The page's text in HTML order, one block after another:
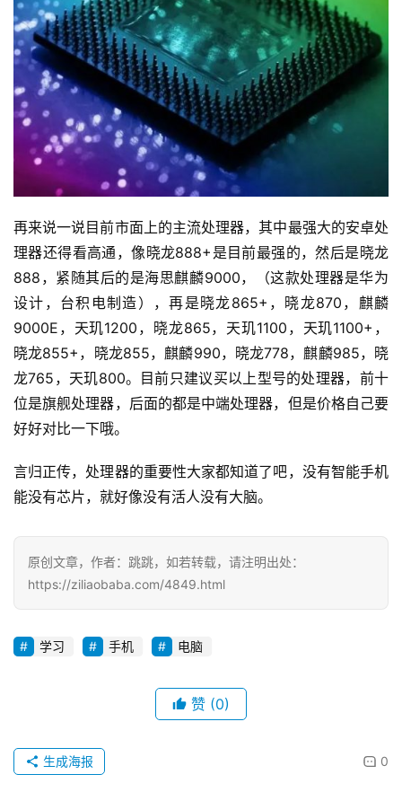
投
每
诗
再来说一说目前市面上的主流处理器，其中最强大的安卓处
理器还得看高通，像晓龙888+是目前最强的，然后是晓龙
888，紧随其后的是海思麒麟9000，（这款处理器是华为
设计，台积电制造），再是晓龙865+，晓龙870，麒麟
9000E，天玑1200，晓龙865，天玑1100，天玑1100+，
晓龙855+，晓龙855，麒麟990，晓龙778，麒麟985，晓
龙765，天玑800。目前只建议买以上型号的处理器，前十
位是旗舰处理器，后面的都是中端处理器，但是价格自己要
好好对比一下哦。
言归正传，处理器的重要性大家都知道了吧，没有智能手机
能没有芯片，就好像没有活人没有大脑。
原创文章，作者：跳跳，如若转载，请注明出处：
https://ziliaobaba.com/4849.html
学习 手机 电脑
赞 (0)
0
生成海报